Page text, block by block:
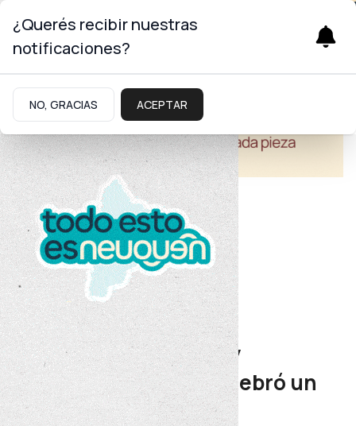
Economía
Región del Pehuén
Con obras en marcha y
anuncios, Las Lajas celebró un
nuevo aniversario
¿Querés recibir nuestras
notificaciones?
NO, GRACIAS ACEPTAR